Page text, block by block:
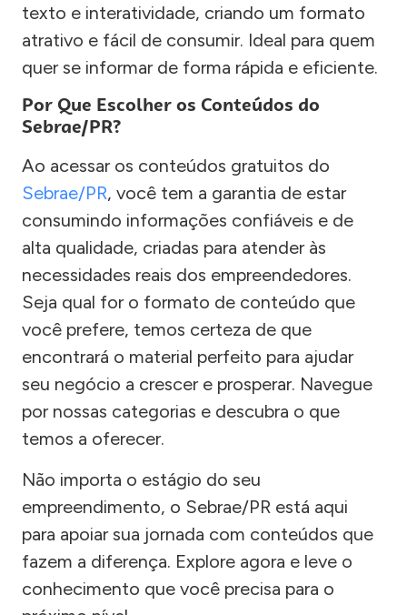
texto e interatividade, criando um formato
atrativo e fácil de consumir. Ideal para quem
quer se informar de forma rápida e eficiente.
Por Que Escolher os Conteúdos do
Sebrae/PR?
Ao acessar os conteúdos gratuitos do
Sebrae/PR, você tem a garantia de estar
consumindo informações confiáveis e de
alta qualidade, criadas para atender às
necessidades reais dos empreendedores.
Seja qual for o formato de conteúdo que
você prefere, temos certeza de que
encontrará o material perfeito para ajudar
seu negócio a crescer e prosperar. Navegue
por nossas categorias e descubra o que
temos a oferecer.
Não importa o estágio do seu
empreendimento, o Sebrae/PR está aqui
para apoiar sua jornada com conteúdos que
fazem a diferença. Explore agora e leve o
conhecimento que você precisa para o